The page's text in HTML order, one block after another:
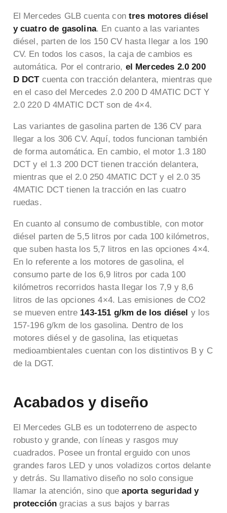
El Mercedes GLB cuenta contres motores diésel
y cuatro de gasolina. En cuanto a las variantes
diésel, parten de los 150 CV hasta llegar a los 190
CV. En todos los casos, la caja de cambios es
automática. Por el contrario, el Mercedes 2.0 200
D DCTcuenta con tracción delantera, mientras que
en el caso del Mercedes 2.0 200 D 4MATIC DCT Y
2.0 220 D 4MATIC DCT son de 4×4.
Las variantes de gasolina parten de 136 CV para
llegar a los 306 CV. Aquí, todos funcionan también
de forma automática. En cambio, el motor 1.3 180
DCT y el 1.3 200 DCT tienen tracción delantera,
mientras que el 2.0 250 4MATIC DCT y el 2.0 35
4MATIC DCT tienen la tracción en las cuatro
ruedas.
En cuanto al consumo de combustible, con motor
diésel parten de 5,5 litros por cada 100 kilómetros,
que suben hasta los 5,7 litros en las opciones 4×4.
En lo referente a los motores de gasolina, el
consumo parte de los 6,9 litros por cada 100
kilómetros recorridos hasta llegar los 7,9 y 8,6
litros de las opciones 4×4. Las emisiones de CO2
se mueven entre 143-151 g/km de los diésel y los
157-196 g/km de los gasolina. Dentro de los
motores diésel y de gasolina, las etiquetas
medioambientales cuentan con los distintivos B y C
de la DGT.
Acabados y diseño
El Mercedes GLB es un todoterreno de aspecto
robusto y grande, con líneas y rasgos muy
cuadrados. Posee un frontal erguido con unos
grandes faros LED y unos voladizos cortos delante
y detrás. Su llamativo diseño no solo consigue
llamar la atención, sino queaporta seguridad y
protección gracias a sus bajos y barras